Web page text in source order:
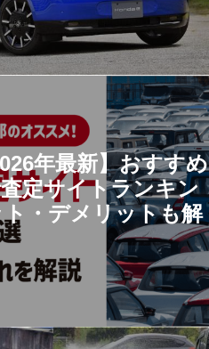
年最新】おすすめ
定サイトランキン
・デメリットも解